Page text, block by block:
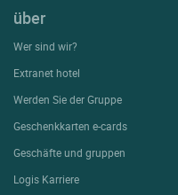
über
Wer sind wir?
Extranet hotel
Werden Sie der Gruppe
Geschenkkarten e-cards
Geschäfte und gruppen
Logis Karriere